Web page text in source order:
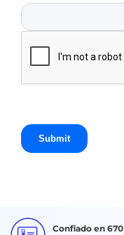
Confiado en 670